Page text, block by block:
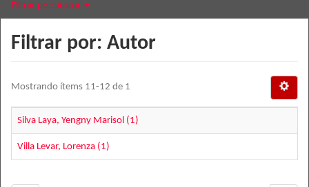
Filtrar por: Autor
Filtrar por: Autor
Mostrando ítems 11-12 de 1
Silva Laya, Yengny Marisol (1)
Villa Levar, Lorenza (1)